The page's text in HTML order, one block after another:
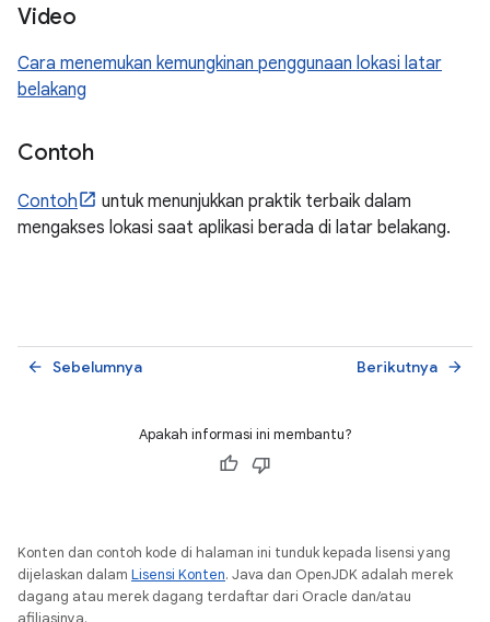
Video
Cara menemukan kemungkinan penggunaan lokasi latar
belakang
Contoh
Contoh
untuk menunjukkan praktik terbaik dalam
mengakses lokasi saat aplikasi berada di latar belakang.
Sebelumnya
arrow_back Berikutnya arrow_forward
Apakah informasi ini membantu?
Konten dan contoh kode di halaman ini tunduk kepada lisensi yang
dijelaskan dalam Lisensi Konten. Java dan OpenJDK adalah merek
dagang atau merek dagang terdaftar dari Oracle dan/atau
afiliasinya.